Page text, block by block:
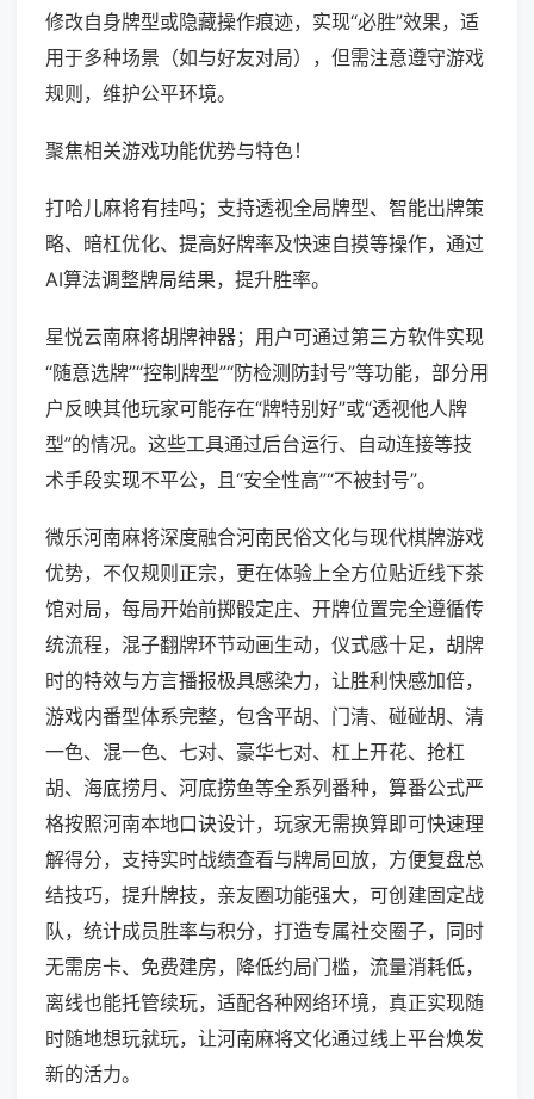
修改自身牌型或隐藏操作痕迹，实现“必胜”效果，适
用于多种场景（如与好友对局），但需注意遵守游戏
规则，维护公平环境。
聚焦相关游戏功能优势与特色！
打哈儿麻将有挂吗；支持透视全局牌型、智能出牌策
略、暗杠优化、提高好牌率及快速自摸等操作，通过
AI算法调整牌局结果，提升胜率。
星悦云南麻将胡牌神器；用户可通过第三方软件实现
“随意选牌”“控制牌型”“防检测防封号”等功能，部分用
户反映其他玩家可能存在“牌特别好”或“透视他人牌
型”的情况。这些工具通过后台运行、自动连接等技
术手段实现不平公，且“安全性高”“不被封号”。
微乐河南麻将深度融合河南民俗文化与现代棋牌游戏
优势，不仅规则正宗，更在体验上全方位贴近线下茶
馆对局，每局开始前掷骰定庄、开牌位置完全遵循传
统流程，混子翻牌环节动画生动，仪式感十足，胡牌
时的特效与方言播报极具感染力，让胜利快感加倍，
游戏内番型体系完整，包含平胡、门清、碰碰胡、清
一色、混一色、七对、豪华七对、杠上开花、抢杠
胡、海底捞月、河底捞鱼等全系列番种，算番公式严
格按照河南本地口诀设计，玩家无需换算即可快速理
解得分，支持实时战绩查看与牌局回放，方便复盘总
结技巧，提升牌技，亲友圈功能强大，可创建固定战
队，统计成员胜率与积分，打造专属社交圈子，同时
无需房卡、免费建房，降低约局门槛，流量消耗低，
离线也能托管续玩，适配各种网络环境，真正实现随
时随地想玩就玩，让河南麻将文化通过线上平台焕发
新的活力。